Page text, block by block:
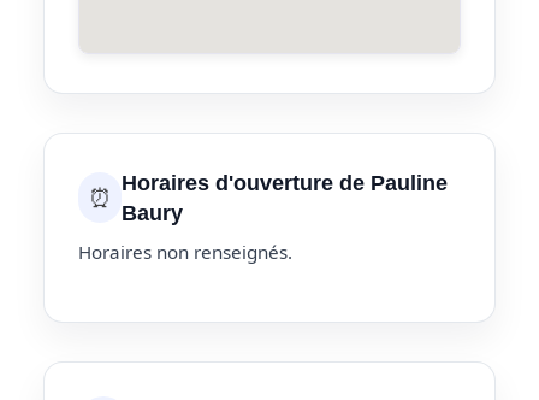
⏰ Horaires d'ouverture de Pauline
Baury
Horaires non renseignés.